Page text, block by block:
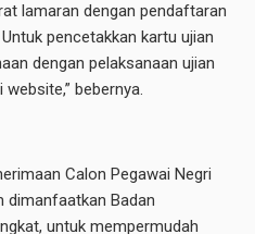
lamaran dengan pendaftaran
pencetakkan kartu ujian
dengan pelaksanaan ujian
bebernya.
Calon Pegawai Negri
dimanfaatkan Badan
untuk mempermudah